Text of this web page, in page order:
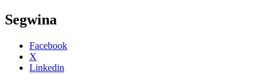
Segwina
Facebook
X
Linkedin